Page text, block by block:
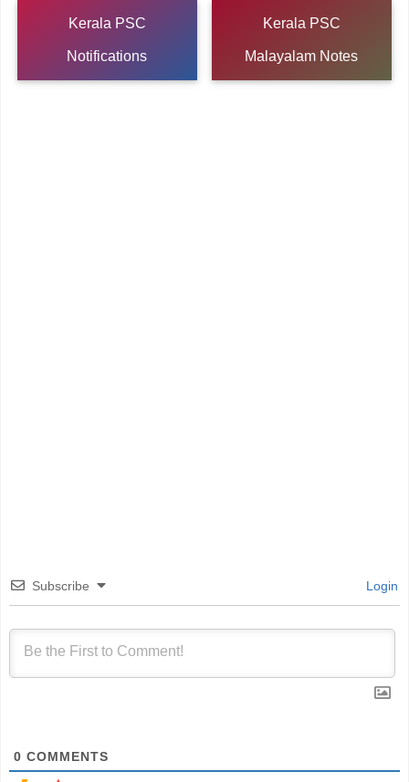
Kerala PSC
Notifications
Kerala PSC
Malayalam Notes
Subscribe Login
0 COMMENTS